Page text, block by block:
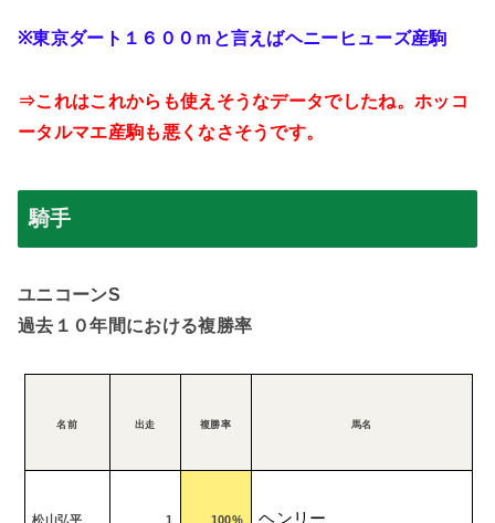
※東京ダート１６００ｍと言えばヘニーヒューズ産駒
⇒これはこれからも使えそうなデータでしたね。ホッコ
ータルマエ産駒も悪くなさそうです。
騎手
ユニコーンS
過去１０年間における複勝率
名前 出走 複勝率 馬名
松山弘平 1 100% ヘンリー